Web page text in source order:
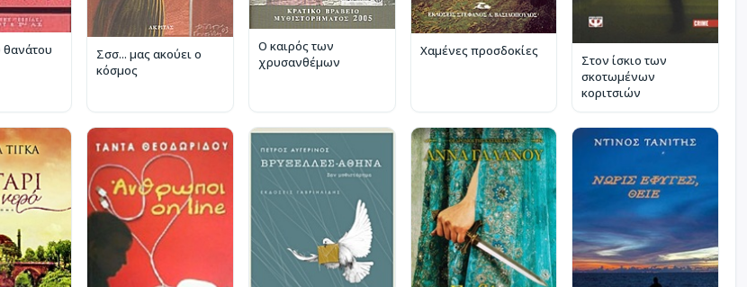
θανάτου
Σσσ... μας ακούει ο
κόσμος
Ο καιρός των
χρυσανθέμων
Χαμένες προσδοκίες
Στον ίσκιο των
σκοτωμένων
κοριτσιών